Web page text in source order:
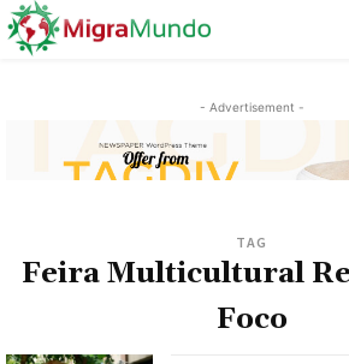
- Advertisement -
TAG
Feira Multicultural
Foco